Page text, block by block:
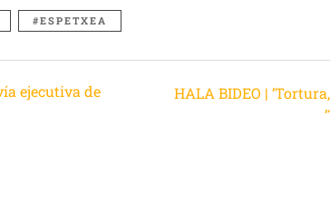
ESPETXEA
ejecutiva de
HALA BIDEO |